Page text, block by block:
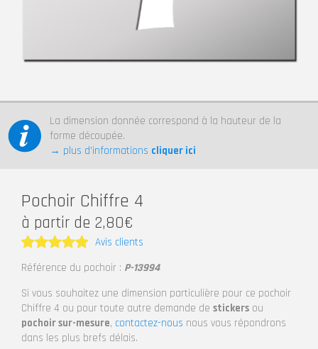
La dimension donnée correspond à la hauteur de la
forme découpée.
→ plus d’informations cliquer ici
Pochoir Chiffre 4
à partir de 2,80€
Note5
Avis clients
Référence du pochoir : P-13994
Si vous souhaitez une dimension particulière pour ce pochoir
Chiffre 4 ou pour toute autre demande de stickers ou
pochoir sur-mesure, contactez-nous nous vous répondrons
dans les plus brefs délais.